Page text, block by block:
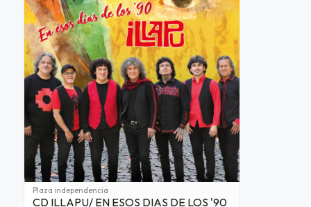
Plaza independencia
CD ILLAPU/ EN ESOS DIAS DE LOS '90